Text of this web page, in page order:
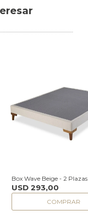
Box Wave Beige - 2 Plazas
USD 293,00